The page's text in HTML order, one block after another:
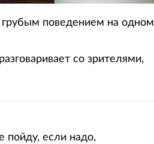
грубым поведением на одном
со зрителями,
пойду, если надо,